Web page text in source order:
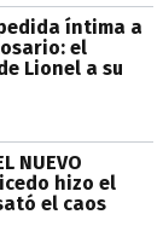
íntima a
el
Lionel a su
NUEVO
hizo el
el caos